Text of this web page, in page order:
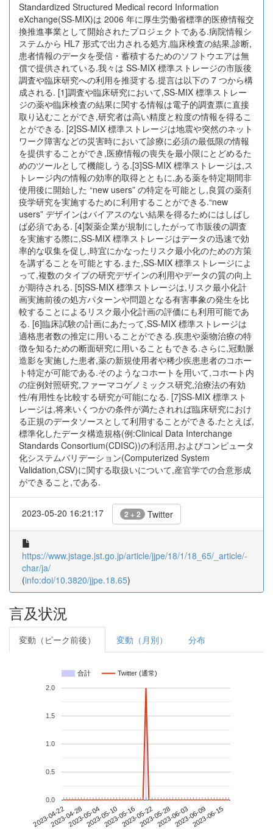
Standardized Structured Medical record Information
eXchange(SS-MIX)は 2006 年に厚生労働省標準的医療情報交
換推進事業として開始されたプロジェクトである.病院情報シ
ステムから HL7 形式で出力される処方,臨床検査の結果,診断,
患者情報のデータを受信・蓄積するためのソフトウエアは無
償で提供されている.我々は SS-MIX 標準ストレージの市販後
調査や臨床研究への利用を推奨する.提言は以下の 7 つから構
成される. [1]調査や臨床研究において,SS-MIX 標準ストレー
ジの薬や臨床検査の結果に関する情報は電子的調査票に直接
取り込むことができ,研究者は高い精度と粒度の情報を得るこ
とができる. [2]SS-MIX 標準ストレージは地震や突然のネット
ワーク障害などの災害時において診療に必須の最低限の情報
を提供することができ,医療情報の喪失を最小限にとどめるた
めのツールとして機能しうる.[3]SS-MIX 標準ストレージは,ス
トレージ内の情報の効率的取得とともに,ある薬を特定期間非
使用後に開始した “new users” の特定を可能とし,良質の薬剤
疫学研究を実施するために利用することができる.“new
users” デザインはバイアスのない結果を得るためにはしばし
ば必須である. [4]製薬企業が規制にしたがって市販後の調査
を実施する際に,SS-MIX 標準ストレージはデータの迅速で効
率的な収集を促し,時宜にかなったリスク最小化のための方策
を講ずることを可能とする.また,SS-MIX 標準ストレージによ
って,複数のタイプの研究デザインの利用やデータの質の向上
が期待される. [5]SS-MIX 標準ストレージは,リスク最小化計
画実施前後の処方パターンや問題となる有害事象の発生を比
較することによるリスク最小化計画の評価にも利用可能であ
る. [6]臨床試験の計画にあたって,SS-MIX 標準ストレージは
適格患者数の推定に用いることができる.疾患や薬物治療の特
徴を知るための断面研究に用いることもできる.さらに,冠動脈
造影を実施した患者,薬の新規使用者や稀少疾患患者のコホー
ト特定が可能である.そのようなコホートを用いて,コホート内
の症例対照研究,ファーマコゲノミックス研究,治療法の有効
性/有用性を比較する研究が可能になる. [7]SS-MIX 標準スト
レージは,将来いくつかの条件が満たされれば臨床研究におけ
る正規のデータソースとして利用することができる.たとえば,
標準化したデータ構造規格(例:Clinical Data Interchange
Standards Consortium(CDISC))の利活用,およびコンピュータ
化システムバリデーション(Computerized System
Validation,CSV)に関する取扱いについて,産官学での合意形成
ができること,である.
2023-05-20 16:21:17 2 + 2 Twitter
https://www.jstage.jst.go.jp/article/jjpe/18/1/18_65/_article/-
char/ja/
(info:doi/10.3820/jjpe.18.65)
言及状況
変動（ピーク前後） 変動（月別） 分布
合計 Twitter (通常)
2023-04-222023-04-282023-05-042023-05-102023-05-162023-05-222023-05-282023-06-032023-06-092023-06-15
0.0
0.5
1.0
1.5
2.0